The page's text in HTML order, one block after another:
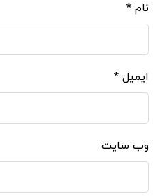
نام*
ایمیل*
وب‌ سایت